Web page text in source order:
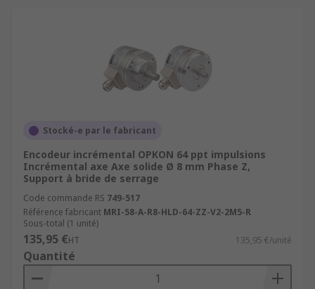
Stocké-e par le fabricant
Encodeur incrémental OPKON 64 ppt impulsions
Incrémental axe Axe solide Ø 8 mm Phase Z,
Support à bride de serrage
Code commande RS 749-517
Référence fabricant MRI-58-A-R8-HLD-64-ZZ-V2-2M5-R
Sous-total (1 unité)
135,95 €HT 135,95 €/unité
Quantité